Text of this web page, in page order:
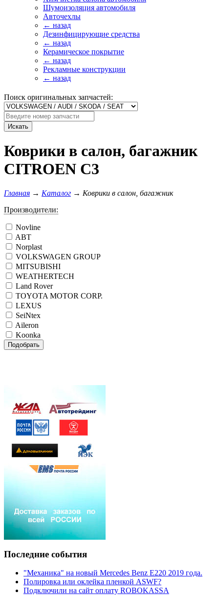
Шумоизоляция автомобиля
Авточехлы
← назад
Дезинфицирующие средства
← назад
Керамическое покрытие
← назад
Рекламные конструкции
← назад
Поиск оригинальных запчастей:
Искать
Коврики в салон, багажник
CITROEN C3
Главная → Каталог → Коврики в салон, багажник
Производители:
Novline
ABT
Norplast
VOLKSWAGEN GROUP
MITSUBISHI
WEATHERTECH
Land Rover
TOYOTA MOTOR CORP.
LEXUS
SeiNtex
Aileron
Koonka
Подобрать
Последние события
"Механика" на новый Mercedes Benz E220 2019 года.
Полировка или оклейка пленкой ASWF?
Подключили на сайт оплату ROBOKASSA